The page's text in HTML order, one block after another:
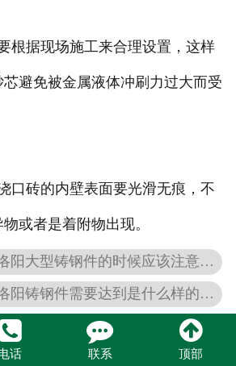
据现场施工来合理设置，这样
避免被金属液体冲刷力过大而受
砖的内壁表面要光滑无痕，不
物或者是着附物出现。
上一条：在检查洛阳大型铸钢件的时候应该注意那些？
下一条：清洗后洛阳铸钢件需要达到是什么样的标准？
话 联系 顶部